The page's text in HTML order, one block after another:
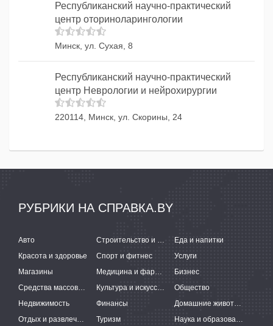
Республиканский научно-практический
центр оториноларингологии
Минск, ул. Сухая, 8
Республиканский научно-практический
центр Неврологии и нейрохирургии
220114, Минск, ул. Скорины, 24
РУБРИКИ НА СПРАВКА.BY
Авто Строительство и ремонт
Еда и напитки
Красота и здоровье
Спорт и фитнес
Услуги
Магазины
Медицина и фармацевтика
Бизнес
Средства массовой информации
Культура и искусство
Общество
Недвижимость
Финансы
Домашние животные
Отдых и развлечения
Туризм Наука и образование